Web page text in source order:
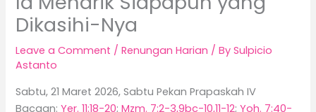
Dikasihi-Nya
Leave a Comment /Renungan Harian / BySulpicio
Astanto
Sabtu, 21 Maret 2026, Sabtu Pekan Prapaskah IV
Bacaan:Yer. 11:18-20;Mzm. 7:2-3,9bc-10,11-12;Yoh. 7:40-